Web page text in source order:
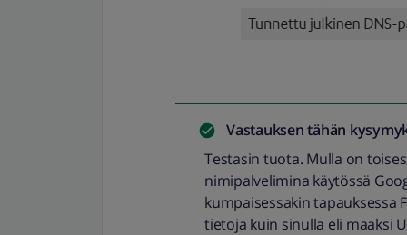
Vastauksen tähän
Testasin tuota. Mulla on
nimipalvelimina käytössä
kumpaisessakin tapauksessa
tietoja kuin sinulla eli maaksi